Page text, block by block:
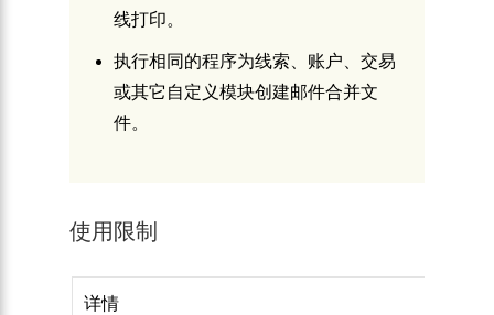
线打印。
执行相同的程序为线索、账户、交易
或其它自定义模块创建邮件合并文
件。
使用限制
详情